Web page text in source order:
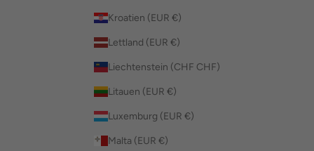
Kroatien (EUR €)
Lettland (EUR €)
Liechtenstein (CHF CHF)
Litauen (EUR €)
Luxemburg (EUR €)
Malta (EUR €)